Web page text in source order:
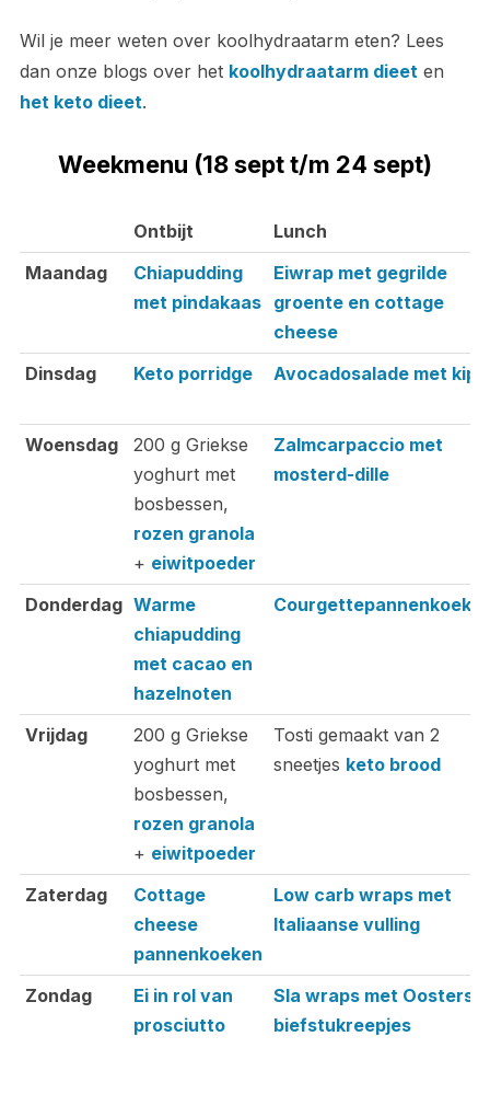
Wil je meer weten over koolhydraatarm eten? Lees
dan onze blogs over het koolhydraatarm dieet en
het keto dieet.
Weekmenu (18 sept t/m 24 sept)
Ontbijt
Lunch
Ontbijt
Lunch
Maandag
Chiapudding
met pindakaas
Eiwrap met gegrilde
groente en cottage
cheese
Dinsdag
Keto porridge Avocadosalade met kip
Woensdag
200 g Griekse
yoghurt met
bosbessen,
rozen granola
+ eiwitpoeder
Zalmcarpaccio met
mosterd-dille
Donderdag Warme
chiapudding
met cacao en
hazelnoten
Vrijdag
200 g Griekse
yoghurt met
bosbessen,
rozen granola
+ eiwitpoeder
Tosti gemaakt van 2
sneetjes keto brood
Zaterdag
Cottage
cheese
pannenkoeken
Low carb wraps met
Italiaanse vulling
Zondag
Ei in rol van
prosciutto
Sla wraps met Oosterse
biefstukreepjes